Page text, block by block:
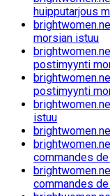
huipputarjous
morsian istuu
postimyynti
postimyynti
istuu
commandes
commandes